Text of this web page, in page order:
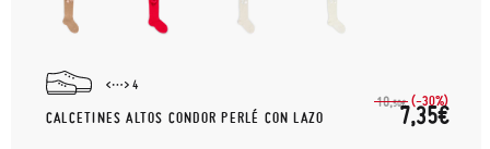
4
CALCETINES ALTOS CONDOR PERLÉ CON LAZO
10,50€ (-30%)
7,35€